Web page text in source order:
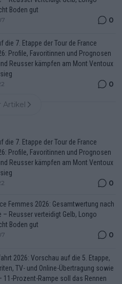
Boden gut
0
die 7. Etappe der Tour de France
Profile, Favoritinnen und Prognosen
Reusser kämpfen am Mont Ventoux
0
Artikel
die 7. Etappe der Tour de France
Profile, Favoritinnen und Prognosen
Reusser kämpfen am Mont Ventoux
0
Femmes 2026: Gesamtwertung nach
– Reusser verteidigt Gelb, Longo
Boden gut
0
2026: Vorschau auf die 5. Etappe,
TV- und Online-Übertragung sowie
11-Prozent-Rampe soll das Rennen